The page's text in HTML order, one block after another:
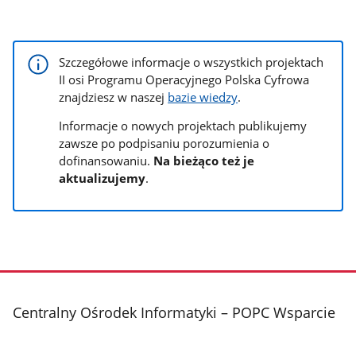
Szczegółowe informacje o wszystkich projektach
II osi Programu Operacyjnego Polska Cyfrowa
znajdziesz w naszej bazie wiedzy.
Informacje o nowych projektach publikujemy
zawsze po podpisaniu porozumienia o
dofinansowaniu. Na bieżąco też je
aktualizujemy.
stopka
Centralny Ośrodek Informatyki – POPC Wsparcie